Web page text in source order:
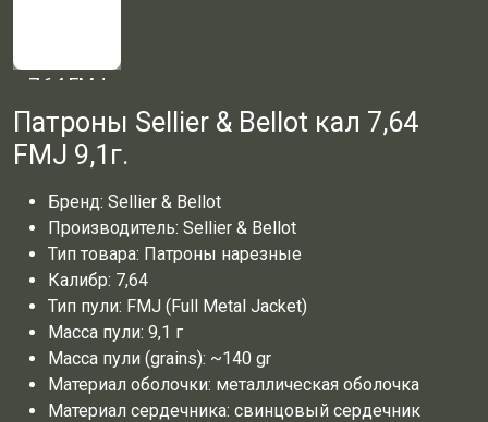
Патроны Sellier & Bellot кал 7,64
FMJ 9,1г.
Бренд: Sellier & Bellot
Производитель: Sellier & Bellot
Тип товара: Патроны нарезные
Калибр: 7,64
Тип пули: FMJ (Full Metal Jacket)
Масса пули: 9,1 г
Масса пули (grains): ~140 gr
Материал оболочки: металлическая оболочка
Материал сердечника: свинцовый сердечник